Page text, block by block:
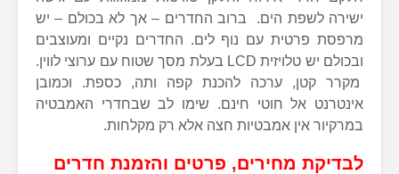
ישירה לשפת הים. ברוב החדרים – אך לא בכולם – יש
מרפסת פרטית עם נוף לים. החדרים נקיים ומעוצבים
ובכולם יש טלויזית LCD בעלת מסך שטוח עם ערוצי לווין.
מקרר קטן, ערכה להכנת קפה ותה, כספת. וכמובן
אינטרנט אל חוטי חינם. שימו לב שבחדרי האמבטיה
במרקיור אין אמבטיות חצה אלא רק מקלחות.
לבדיקת מחירים, פרטים והזמנת חדרים